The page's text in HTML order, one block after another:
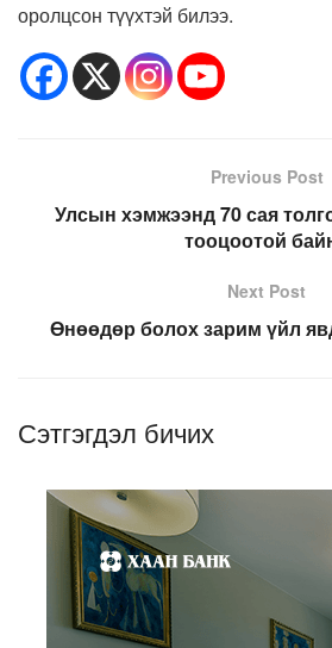
оролцсон түүхтэй билээ.
Previous Post
Улсын хэмжээнд 70 сая
тооцоотой
Next Post
Өнөөдөр болох зарим үйл
Сэтгэгдэл бичих